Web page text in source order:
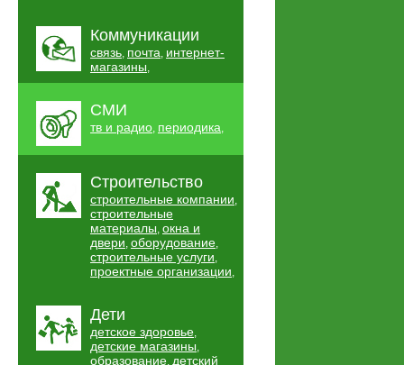
Коммуникации
связь, почта, интернет-
магазины,
СМИ
тв и радио, периодика,
Строительство
строительные компании,
строительные
материалы, окна и
двери, оборудование,
строительные услуги,
проектные организации,
Дети
детское здоровье,
детские магазины,
образование, детский